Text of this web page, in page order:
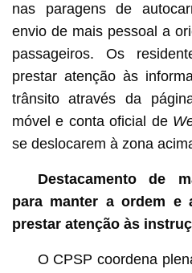
nas paragens de
envio de mais pessoal a
passageiros. Os
prestar atenção às
trânsito através da
móvel e conta oficial de
se deslocarem à zona
Destacamento de
para manter a ordem e
prestar atenção às
O CPSP coordena